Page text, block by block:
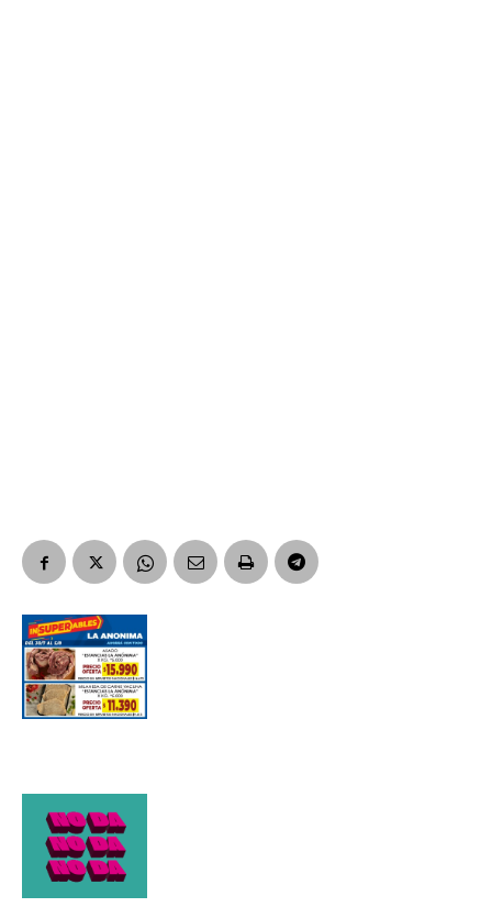
Número de teléfono